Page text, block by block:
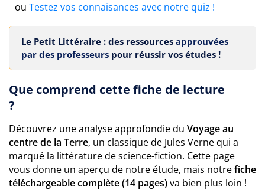
ou Testez vos connaisances avec notre quiz !
Le Petit Littéraire : des ressources approuvées
par des professeurs pour réussir vos études !
Que comprend cette fiche de lecture
?
Découvrez une analyse approfondie du Voyage au
centre de la Terre, un classique de Jules Verne qui a
marqué la littérature de science-fiction. Cette page
vous donne un aperçu de notre étude, mais notrefiche
téléchargeable complète (14 pages)va bien plus loin !